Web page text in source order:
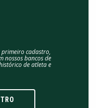
primeiro cadastro,
nossos bancos de
de atleta e